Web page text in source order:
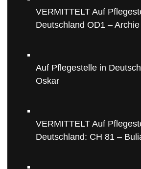
VERMITTELT Auf
Deutschland OD1 – Archie
Auf Pflegestelle in
Oskar
VERMITTELT Auf
Deutschland: CH 81 –